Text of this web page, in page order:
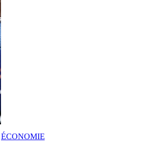
ÉCONOMIE